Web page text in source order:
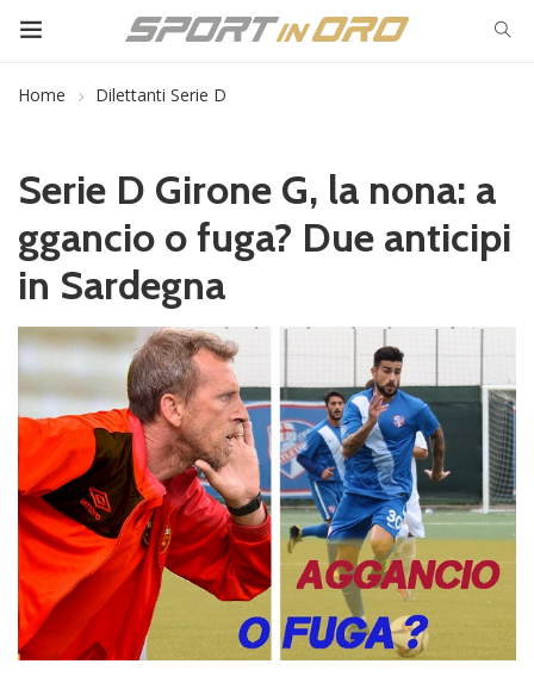
Home Dilettanti Serie D
Serie D Girone G, la nona: a
ggancio o fuga? Due anticipi
in Sardegna